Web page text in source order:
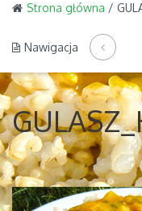
Strona główna /
Nawigacja